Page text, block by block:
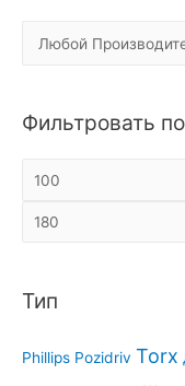
Фильтровать
Тип
Phillips Pozidriv Torx